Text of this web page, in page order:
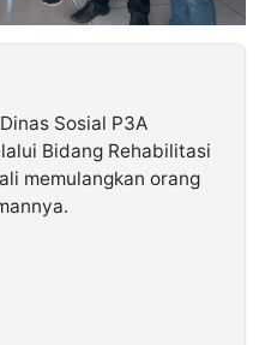
Sosial P3A
Bidang Rehabilitasi
memulangkan orang